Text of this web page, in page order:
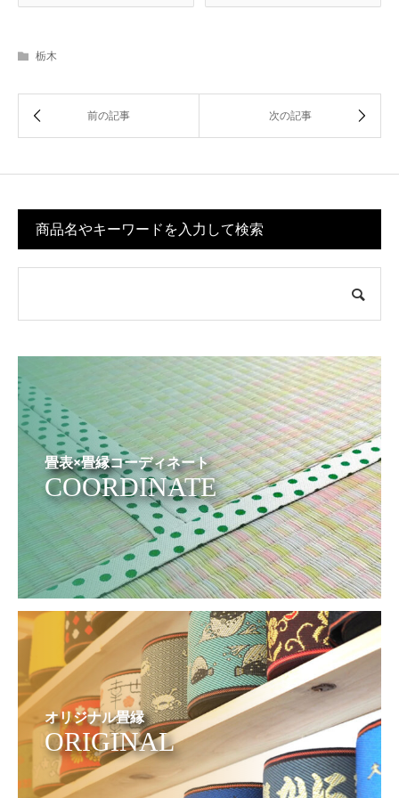
栃木
商品名やキーワードを入力して検索
畳表×畳縁コーディネート
COORDINATE
オリジナル畳縁
ORIGINAL